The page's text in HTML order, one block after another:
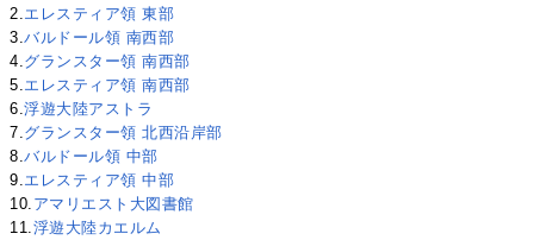
2. エレスティア領 東部
3.バルドール領 南西部
4. グランスター領 南西部
5. エレスティア領 南西部
6.浮遊大陸アストラ
7. グランスター領 北西沿岸部
8.バルドール領 中部
9. エレスティア領 中部
10. アマリエスト大図書館
11. 浮遊大陸カエルム